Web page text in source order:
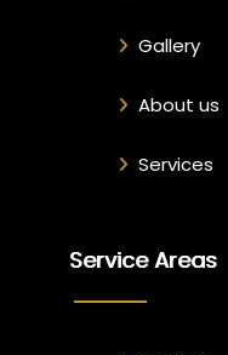
Service Areas
About us
Services
Gallery